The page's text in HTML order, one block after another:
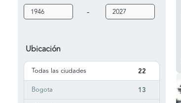
-
Ubicación
Todas las ciudades 22
Bogota 13